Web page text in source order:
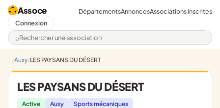
Assoce
Rechercher une association
DépartementsAnnoncesAssociations inscrites
Connexion
Auxy LES PAYSANS DU DÉSERT
LES PAYSANS DU DÉSERT
Active Auxy
Sports mécaniques